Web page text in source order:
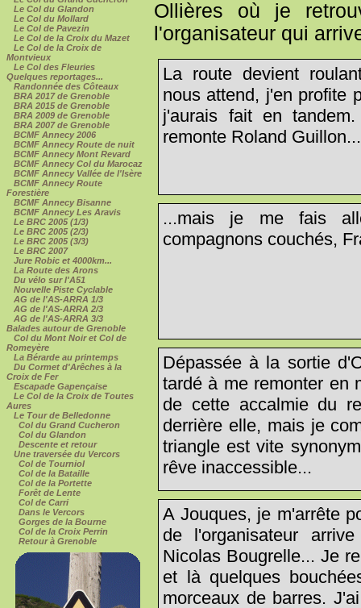
Le Col du Glandon
Le Col du Mollard
Le Col de Pavezin
Le Col de la Croix du Mazet
Le Col de la Croix de
Montvieux
Le Col des Fleuries
Quelques reportages...
Randonnée des Côteaux
BRA 2017 de Grenoble
BRA 2015 de Grenoble
BRA 2009 de Grenoble
BRA 2007 de Grenoble
BCMF Annecy 2006
BCMF Annecy Route de nuit
BCMF Annecy Mont Revard
BCMF Annecy Col du Marocaz
BCMF Annecy Vallée de l'Isère
BCMF Annecy Route
Forestière
BCMF Annecy Bisanne
BCMF Annecy Les Aravis
Le BRC 2005 (1/3)
Le BRC 2005 (2/3)
Le BRC 2005 (3/3)
Le BRC 2007
Jure Robic et 4000km...
La Route des Arons
Du vélo sur l'A51
Nouvelle Piste Cyclable
AG de l'AS-ARRA 1/3
AG de l'AS-ARRA 2/3
AG de l'AS-ARRA 3/3
Balades autour de Grenoble
Col du Mont Noir et Col de
Romeyère
La Bérarde au printemps
Du Cormet d'Arêches à la
Croix de Fer
Escapade Gapençaise
Le Col de la Croix de Toutes
Aures
Le Tour de Belledonne
Col du Grand Cucheron
Col du Glandon
Descente et retour
Une traversée du Vercors
Col de Tourniol
Col de la Bataille
Col de la Portette
Forêt de Lente
Col de Carri
Dans le Vercors
Gorges de la Bourne
Col de la Croix Perrin
Retour à Grenoble
Ollières où je
l'organisateur qui
La route devient
nous attend, j'en profite
j'aurais fait en
remonte Roland Guillon...
...mais je me fais
compagnons couchés,
Dépassée à la sortie
tardé à me remonter en
de cette accalmie du
derrière elle, mais je
triangle est vite
rêve inaccessible...
A Jouques, je m'arrête
de l'organisateur
Nicolas Bougrelle... Je
et là quelques
morceaux de barres.